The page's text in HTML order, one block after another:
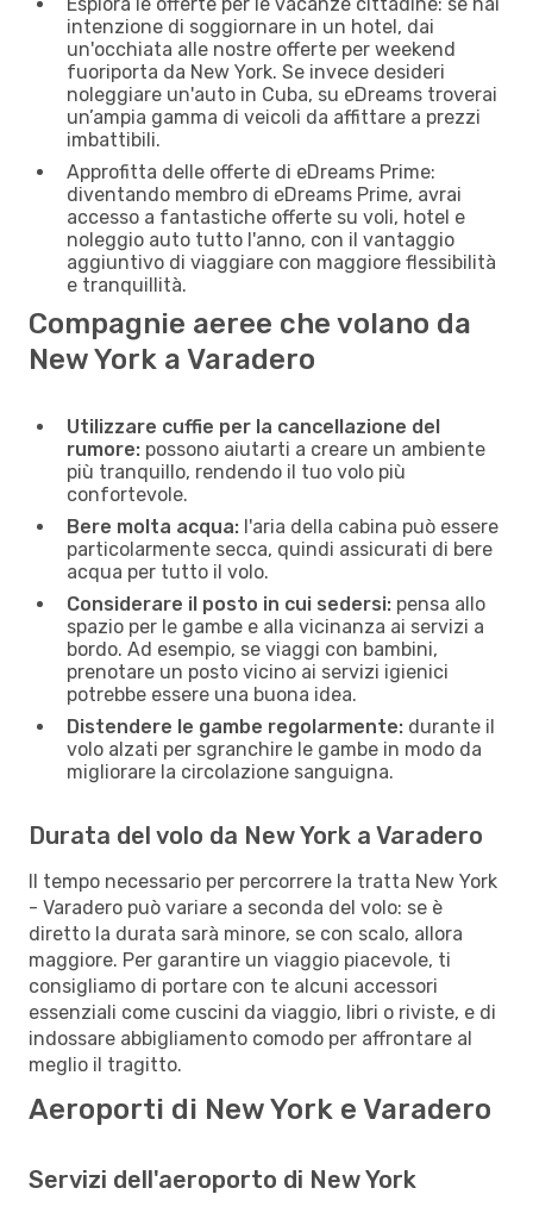
intenzione di soggiornare in un hotel, dai
un'occhiata alle nostre offerte per weekend
fuoriporta da New York. Se invece desideri
noleggiare un'auto in Cuba, su eDreams troverai
un’ampia gamma di veicoli da affittare a prezzi
imbattibili.
Approfitta delle offerte di eDreams Prime:
diventando membro di eDreams Prime, avrai
accesso a fantastiche offerte su voli, hotel e
noleggio auto tutto l'anno, con il vantaggio
aggiuntivo di viaggiare con maggiore flessibilità
e tranquillità.
Compagnie aeree che volano da
New York a Varadero
Utilizzare cuffie per la cancellazione del
rumore: possono aiutarti a creare un ambiente
più tranquillo, rendendo il tuo volo più
confortevole.
Bere molta acqua: l'aria della cabina può essere
particolarmente secca, quindi assicurati di bere
acqua per tutto il volo.
Considerare il posto in cui sedersi: pensa allo
spazio per le gambe e alla vicinanza ai servizi a
bordo. Ad esempio, se viaggi con bambini,
prenotare un posto vicino ai servizi igienici
potrebbe essere una buona idea.
Distendere le gambe regolarmente: durante il
volo alzati per sgranchire le gambe in modo da
migliorare la circolazione sanguigna.
Durata del volo da New York a Varadero
Il tempo necessario per percorrere la tratta New York
- Varadero può variare a seconda del volo: se è
diretto la durata sarà minore, se con scalo, allora
maggiore. Per garantire un viaggio piacevole, ti
consigliamo di portare con te alcuni accessori
essenziali come cuscini da viaggio, libri o riviste, e di
indossare abbigliamento comodo per affrontare al
meglio il tragitto.
Aeroporti di New York e Varadero
Servizi dell'aeroporto di New York